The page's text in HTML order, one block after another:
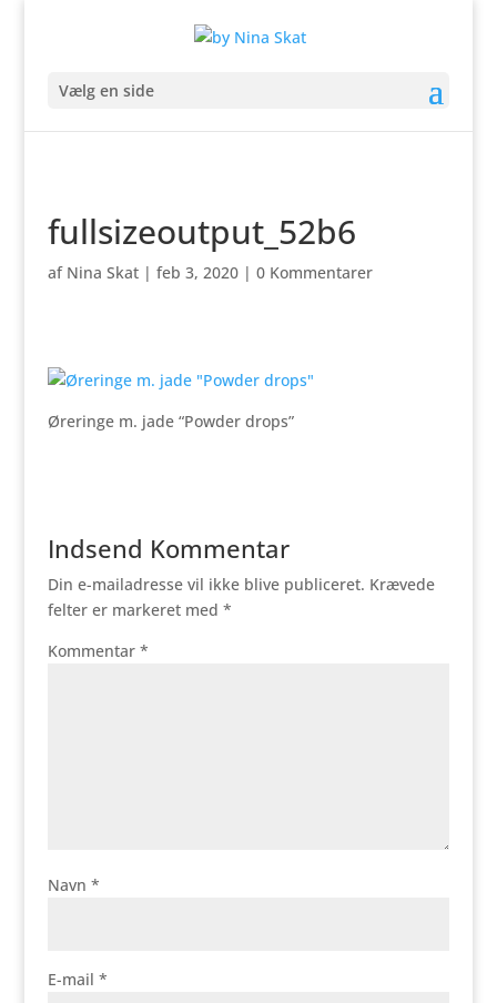
Vælg en side
fullsizeoutput_52b6
af Nina Skat| feb 3, 2020| 0 Kommentarer
Øreringe m. jade “Powder drops”
Indsend Kommentar
Din e-mailadresse vil ikke blive publiceret. Krævede
felter er markeret med *
Kommentar *
Navn *
E-mail *